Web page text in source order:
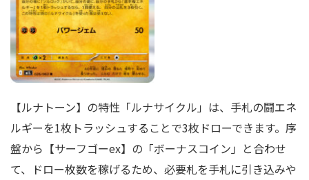
【ルナトーン】の特性「ルナサイクル」は、手札の闘エネ
ルギーを1枚トラッシュすることで3枚ドローできます。序
盤から【サーフゴーex】の「ボーナスコイン」と合わせ
て、ドロー枚数を稼げるため、必要札を手札に引き込みや